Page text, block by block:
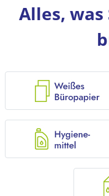
Alles,